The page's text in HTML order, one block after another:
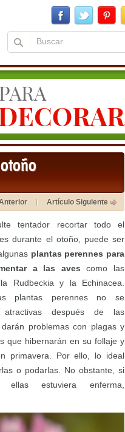
Artículo Siguiente
tentador recortar todo el
durante el otoño, puede ser
plantas perennes para
a las aves como las
Rudbeckia y la Echinacea.
plantas perennes no se
atractivas después de las
problemas con plagas y
que hibernarán en su follaje y
primavera. Por ello, lo ideal
o podarlas. No obstante, si
estuviera enferma,